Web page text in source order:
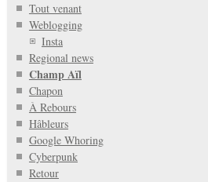
Tout venant
Weblogging
Insta
Regional news
Champ Aïl
Chapon
À Rebours
Hâbleurs
Google Whoring
Cyberpunk
Retour